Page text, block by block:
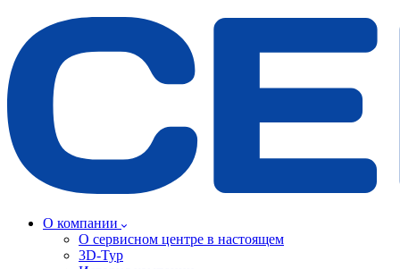
О компании
О сервисном центре в настоящем
3D-Тур